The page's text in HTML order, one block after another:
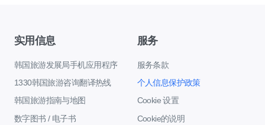
实用信息
韩国旅游发展局手机应用程序
1330韩国旅游咨询翻译热线
韩国旅游指南与地图
数字图书 / 电子书
服务
服务条款
个人信息保护政策
Cookie 设置
Cookie的说明